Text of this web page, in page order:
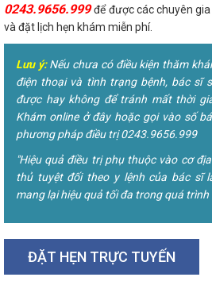
0243.9656.999để được các chuyên
và đặt lịch hẹn khám miễn phí.
Lưu ý:Nếu chưa có điều kiện thăm
điện thoại và tình trạng bệnh, bác sĩ
được hay không để tránh mất thời
Khám online ở đây hoặc gọi vào số
phương pháp điều trị 0243.9656.999
"Hiệu quả điều trị phụ thuộc vào cơ
thủ tuyệt đối theo y lệnh của bác sĩ
mang lại hiệu quả tối đa trong quá trình
ĐẶT HẸN TRỰC TUYẾN